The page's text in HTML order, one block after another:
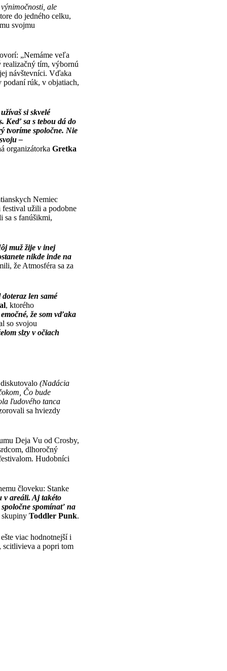
výnimočnosti, ale
do jedného celku,
svojmu
„Nemáme veľa
realizačný tím, výbornú
návštevníci. Vďaka
podaní rúk, v objatiach,
si skvelé
Keď sa s tebou dá do
tvoríme spoločne. Nie
–
organizátorka Gretka
Nemiec
užili a podobne
sa s fanúšikmi,
muž žije v inej
nikde inde na
že Atmosféra sa za
len samé
, ktorého
že som vďaka
so svojou
slzy v očiach
(Nadácia
Čo bude
ľudového tanca
sa hviezdy
Deja Vu od Crosby,
dlhoročný
Hudobníci
človeku: Stanke
v areáli. Aj takéto
spoločne spomínať na
skupiny Toddler Punk.
viac hodnotnejší i
a popri tom